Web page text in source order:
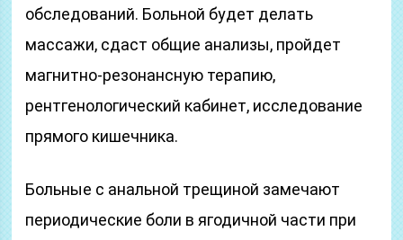
обследований. Больной будет делать
массажи, сдаст общие анализы, пройдет
магнитно-резонансную терапию,
рентгенологический кабинет, исследование
прямого кишечника.
Больные с анальной трещиной замечают
периодические боли в ягодичной части при